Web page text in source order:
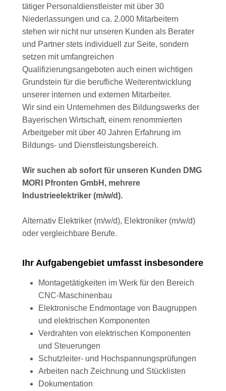
tätiger Personaldienstleister mit über 30
Niederlassungen und ca. 2.000 Mitarbeitern
stehen wir nicht nur unseren Kunden als Berater
und Partner stets individuell zur Seite, sondern
setzen mit umfangreichen
Qualifizierungsangeboten auch einen wichtigen
Grundstein für die berufliche Weiterentwicklung
unserer internen und externen Mitarbeiter.
Wir sind ein Unternehmen des Bildungswerks der
Bayerischen Wirtschaft, einem renommierten
Arbeitgeber mit über 40 Jahren Erfahrung im
Bildungs- und Dienstleistungsbereich.
Wir suchen ab sofort für unseren Kunden DMG
MORI Pfronten GmbH, mehrere
Industrieelektriker (m/w/d).
Alternativ Elektriker (m/w/d), Elektroniker (m/w/d)
oder vergleichbare Berufe.
Ihr Aufgabengebiet umfasst insbesondere
Montagetätigkeiten im Werk für den Bereich
CNC-Maschinenbau
Elektronische Endmontage von Baugruppen
und elektrischen Komponenten
Verdrahten von elektrischen Komponenten
und Steuerungen
Schutzleiter- und Hochspannungsprüfungen
Arbeiten nach Zeichnung und Stücklisten
Dokumentation